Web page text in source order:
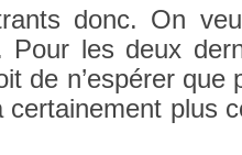
donc. On
Pour les deux
de n’espérer
cer­taine­ment plus